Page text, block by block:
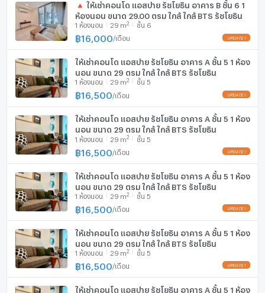
🔺 ให้เช่าคอนโด แอสปาย รัชโยธิน อาคาร B ชั้น 6 1
ห้องนอน ขนาด 29.00 ตรม ใกล้ ใกล้ BTS รัชโยธิน
1 ห้องนอน 29 m2 ชั้น 6
฿16,000 /เดือน
ให้เช่าคอนโด แอสปาย รัชโยธิน อาคาร A ชั้น 5 1 ห้อง
นอน ขนาด 29 ตรม ใกล้ ใกล้ BTS รัชโยธิน
1 ห้องนอน 29 m2 ชั้น 5
฿16,500 /เดือน
ให้เช่าคอนโด แอสปาย รัชโยธิน อาคาร A ชั้น 5 1 ห้อง
นอน ขนาด 29 ตรม ใกล้ ใกล้ BTS รัชโยธิน
1 ห้องนอน 29 m2 ชั้น 5
฿16,500 /เดือน
ให้เช่าคอนโด แอสปาย รัชโยธิน อาคาร A ชั้น 5 1 ห้อง
นอน ขนาด 29 ตรม ใกล้ ใกล้ BTS รัชโยธิน
1 ห้องนอน 29 m2 ชั้น 5
฿16,500 /เดือน
ให้เช่าคอนโด แอสปาย รัชโยธิน อาคาร A ชั้น 5 1 ห้อง
นอน ขนาด 29 ตรม ใกล้ ใกล้ BTS รัชโยธิน
1 ห้องนอน 29 m2 ชั้น 5
฿16,500 /เดือน
ให้เช่าคอนโด แอสปาย รัชโยธิน อาคาร A ชั้น 5 1 ห้อง